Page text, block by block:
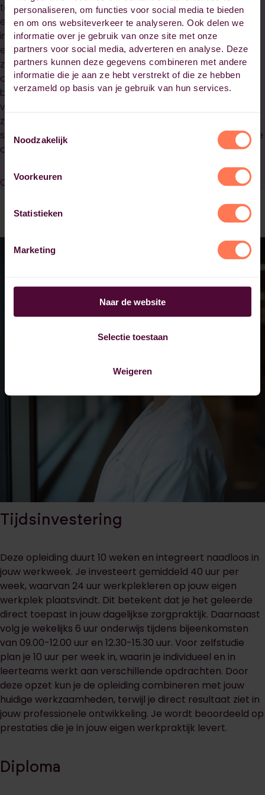
personaliseren, om functies voor social media te bieden
en om ons websiteverkeer te analyseren. Ook delen we
informatie over je gebruik van onze site met onze
partners voor social media, adverteren en analyse. Deze
partners kunnen deze gegevens combineren met andere
informatie die je aan ze hebt verstrekt of die ze hebben
verzameld op basis van je gebruik van hun services.
Noodzakelijk
Voorkeuren
Statistieken
Marketing
Naar de website
Selectie toestaan
Weigeren
toe op zorgplannen binnen jouw beroepspraktijk. Door
een mix van interactieve online leeractiviteiten,
individuele opdrachten en teamwerk ontwikkel je jezelf
effectief. Je werkt samen met collega's uit verschillende
zorginstellingen aan concrete casussen binnen jullie
organisaties. Ervaren docenten en experts begeleiden je
bij het verdiepen in theoretische modellen en het
verbinden daarvan aan praktijksituaties. Deze aanpak
zorgt ervoor dat je optimaal profiteert van regionale
samenwerking en direct resultaat ziet in jouw persoonlijke
ontwikkeling én organisatie.
Ontdek meer in de
Tijdsinvestering
Deze opleiding duurt 10 weken en integreert naadloos in
jouw werkweek. Je investeert gemiddeld 40 uur per
week, waarvan 24 uur werkplekleren op jouw eigen
werkplek plaatsvindt. Dit betekent dat je het geleerde
direct toepast in jouw dagelijkse zorgpraktijk. Daarnaast
volg je wekelijks 6 uur onderwijs tijdens bijeenkomsten
van 09.00-12.00 uur en 12.30-15.30 uur. Voor zelfstudie
plan je 10 uur per week in, waarin je individueel en in
leerteams werkt aan verschillende opdrachten. Door
deze opzet kun je de opleiding combineren met jouw
huidige werkzaamheden, terwijl je direct resultaat ziet in
jouw professionele ontwikkeling. Je wordt beoordeeld op
prestaties die je in jouw eigen werkpraktijk levert.
Diploma